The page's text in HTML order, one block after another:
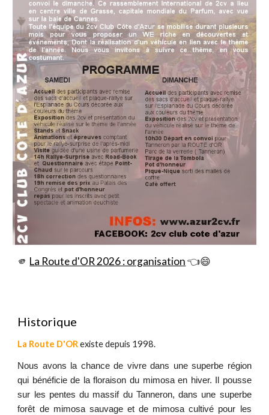
🫵 La Route d'OR 2026 : organisation👈😄
Historique
La Route D'ORexiste depuis 1998.
Nous avons la chance de vivre dans une superbe région
qui bénéficie de la floraison du mimosa en hiver. Il pousse
sur les pentes du massif du Tanneron, dans une superbe
forêt de mimosa sauvage et de mimosa cultivé pour les